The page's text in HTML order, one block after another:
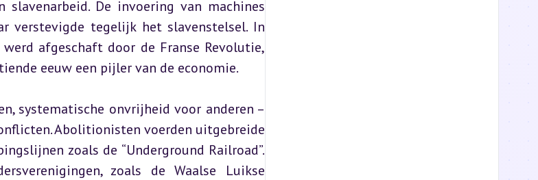
De invoering van machines
verstevigde tegelijk het slavenstelsel. In
afgeschaft door de Franse Revolutie,
eeuw een pijler van de economie.
systematische onvrijheid voor anderen –
Abolitionisten voerden uitgebreide
zoals de “Underground Railroad”.
zoals de Waalse Luikse